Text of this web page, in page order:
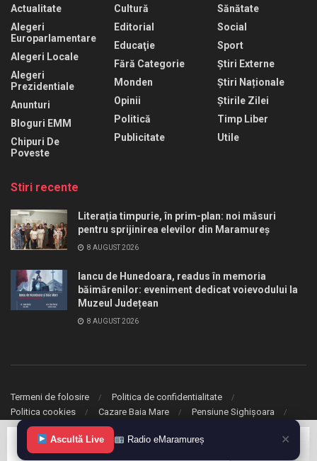
Actualitate
Alegeri
Europarlamentare
Alegeri Locale
Alegeri
Prezidentiale
Anunturi
Bloguri EMM
Chipuri De
Poveste
Cultură
Editorial
Educaţie
Fără Categorie
Monden
Opinii
Politică
Publicitate
Sănătate
Social
Sport
Știri Externe
Știri Naționale
Știrile Zilei
Timp Liber
Utile
Stiri recente
Literația timpurie, în prim-plan: noi măsuri
pentru sprijinirea elevilor din Maramureș
8 AUGUST 2026
Iancu de Hunedoara, readus în memoria
băimărenilor: eveniment dedicat voievodului la
Muzeul Județean
8 AUGUST 2026
Termeni de folosire
Politica de confidentialitate
Politica cookies
Cazare Baia Mare Pensiune Sighișoara
© 2020 eMaramures. Toate drepturile rezervate.
Ascultă Live Radio eMaramureș ✕